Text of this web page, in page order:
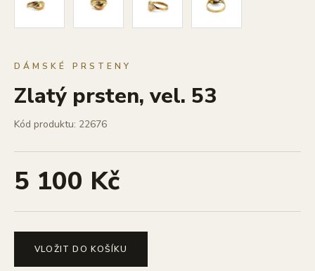
DÁMSKÉ PRSTENY
Zlatý prsten, vel. 53
Kód produktu: 22676
5 100 Kč
VLOŽIT DO KOŠÍKU